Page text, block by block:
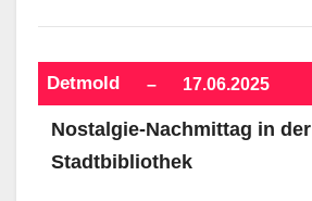
Detmold – 17.06.2025
Nostalgie-Nachmittag in der
Stadtbibliothek